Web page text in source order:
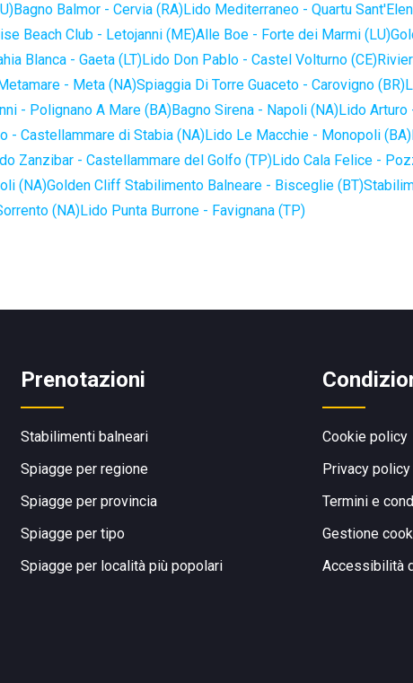
Bagno Balmor - Cervia (RA)Lido Mediterraneo - Quartu
Beach Club - Letojanni (ME)Alle Boe - Forte dei Marmi (LU)
Blanca - Gaeta (LT)Lido Don Pablo - Castel Volturno (CE)
- Meta (NA)Spiaggia Di Torre Guaceto - Carovigno (BR)
- Polignano A Mare (BA)Bagno Sirena - Napoli (NA)Lido Arturo
- Castellammare di Stabia (NA)Lido Le Macchie - Monopoli (BA)
Zanzibar - Castellammare del Golfo (TP)Lido Cala Felice -
(NA)Golden Cliff Stabilimento Balneare - Bisceglie (BT)
(NA)Lido Punta Burrone - Favignana (TP)
Prenotazioni
Stabilimenti balneari
Spiagge per regione
Spiagge per provincia
Spiagge per tipo
Spiagge per località più popolari
Cookie policy
Privacy policy
Termini e
Gestione
Accessibilità